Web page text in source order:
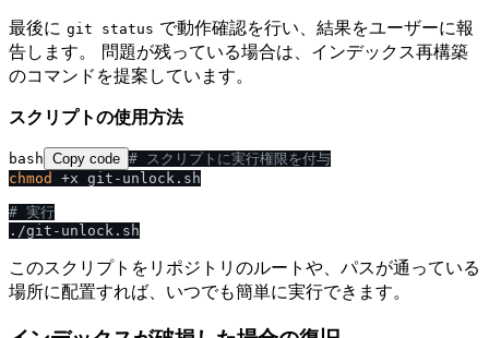
最後に git status で動作確認を行い、結果をユーザーに報
告します。 問題が残っている場合は、インデックス再構築
のコマンドを提案しています。
スクリプトの使用方法
bash Copy code # スクリプトに実行権限を付与
chmod
+x git-unlock.sh
# 実行
このスクリプトをリポジトリのルートや、パスが通っている
場所に配置すれば、いつでも簡単に実行できます。